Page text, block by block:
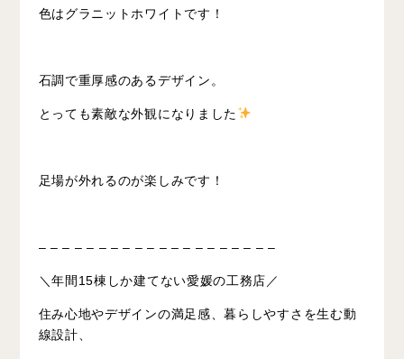
色はグラニットホワイトです！
石調で重厚感のあるデザイン。
とっても素敵な外観になりました
足場が外れるのが楽しみです！
– – – – – – – – – – – – – – – – – – – –
＼年間15棟しか建てない愛媛の工務店／
住み心地やデザインの満足感、暮らしやすさを生む動
線設計、